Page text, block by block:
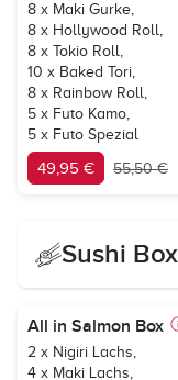
8 x Maki Gurke,
8 x Hollywood Roll,
8 x Tokio Roll,
10 x Baked Tori,
8 x Rainbow Roll,
5 x Futo Kamo,
5 x Futo Spezial
49,95 € 55,50 €
Sushi
All in Salmon Box
2 x Nigiri Lachs,
4 x Maki Lachs,